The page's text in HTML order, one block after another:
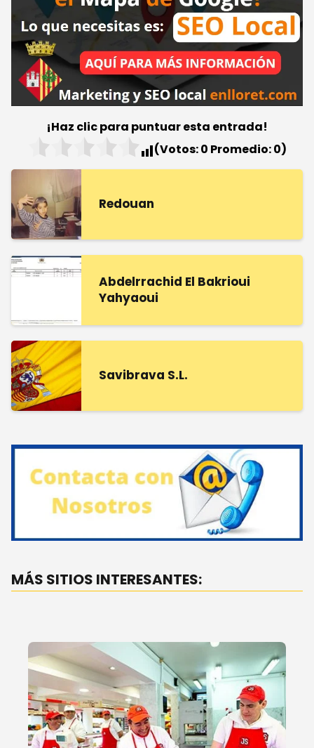
¡Haz clic para puntuar esta entrada!
(Votos:0 Promedio:0)
Redouan
Abdelrrachid El Bakrioui
Yahyaoui
Savibrava S.L.
MÁS SITIOS INTERESANTES: